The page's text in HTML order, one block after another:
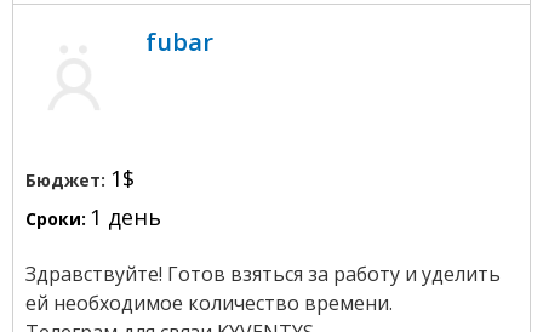
fubar
Бюджет: 1$
Сроки: 1 день
Здравствуйте! Готов взяться за работу и уделить
ей необходимое количество времени.